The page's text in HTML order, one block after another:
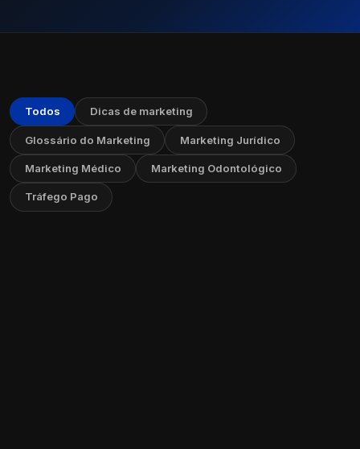
Todos Dicas de marketing
Glossário do Marketing Marketing Jurídico
Marketing Médico Marketing Odontológico
Tráfego Pago